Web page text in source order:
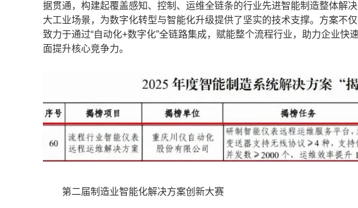
据贯通，构建起覆盖感知、控制、运维全链条的行业先进智能制造整体解
大工业场景，为数字化转型与智能化升级提供了坚实的技术支撑。方案不
致力于通过“自动化+数字化”全链路集成，赋能整个流程行业，助力企业
面提升核心竞争力。
第二届制造业智能化解决方案创新大赛